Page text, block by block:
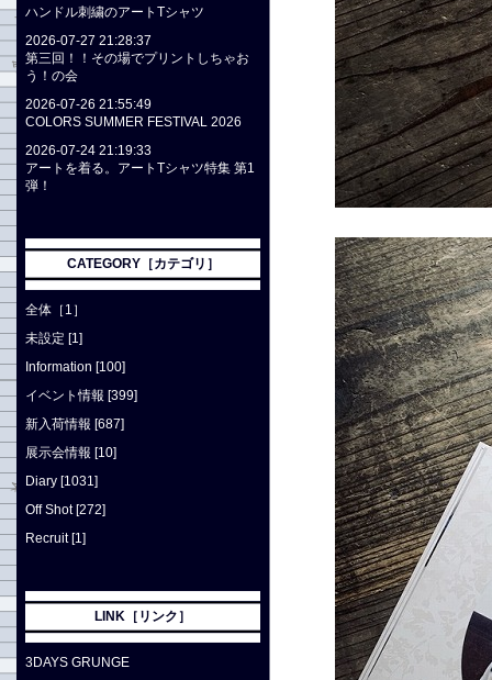
ハンドル刺繍のアートTシャツ
2026-07-27 21:28:37
第三回！！その場でプリントしちゃお
う！の会
2026-07-26 21:55:49
COLORS SUMMER FESTIVAL 2026
2026-07-24 21:19:33
アートを着る。アートTシャツ特集 第1
弾！
CATEGORY［カテゴリ］
全体［1］
未設定 [1]
Information [100]
イベント情報 [399]
新入荷情報 [687]
展示会情報 [10]
Diary [1031]
Off Shot [272]
Recruit [1]
LINK［リンク］
3DAYS GRUNGE